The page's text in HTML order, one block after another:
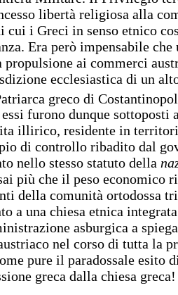
libertà religiosa alla
cui i Greci in senso etnico
Era però impensabile
propulsione ai commerci
ecclesiastica di un
greco di
essi furono dunque
illirico, residente in
di controllo ribadito dal
nello stesso statuto della
più che il peso economico
della comunità ortodossa
a una chiesa etnica integrata
asburgica a
nel corso di tutta la
pure il paradossale esito
greca dalla chiesa greca!